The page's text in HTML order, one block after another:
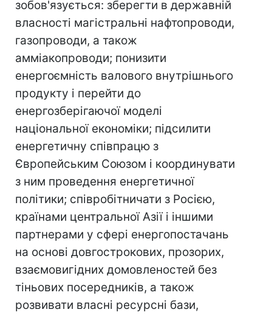
зобов'язується: зберегти в державній
власності магістральні нафтопроводи,
газопроводи, а також
амміакопроводи; понизити
енергоємність валового внутрішнього
продукту і перейти до
енергозберігаючої моделі
національної економіки; підсилити
енергетичну співпрацю з
Європейським Союзом і координувати
з ним проведення енергетичної
політики; співробітничати з Росією,
країнами центральної Азії і іншими
партнерами у сфері енергопостачань
на основі довгострокових, прозорих,
взаємовигідних домовленостей без
тіньових посередників, а також
розвивати власні ресурсні бази,